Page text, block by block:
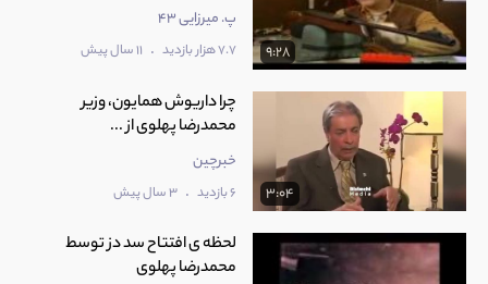
9:28
پ. میرزایی 43
7.7 هزار بازدید . 11 سال پیش
3:04
چرا داریوش همایون، وزیر
محمدرضا پهلوی از ...
خبرچین
6 بازدید . 3 سال پیش
لحظه ی افتتاح سد دز توسط
محمدرضا پهلوی